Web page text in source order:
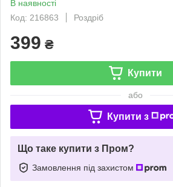
В наявності
Код: 216863
Роздріб
399 ₴
Купити
або
Купити з
Що таке купити з Пром?
Замовлення під захистом